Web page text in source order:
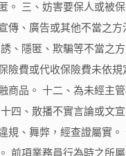
。 三、妨害要保人或被
傳、廣告或其他不當之
、隱匿、欺騙等不當之
險費或代收保險費未依
商品。 十二、為未經主
四、散播不實言論或文
規、舞弊，經查證屬實
前項業務員行為時之所